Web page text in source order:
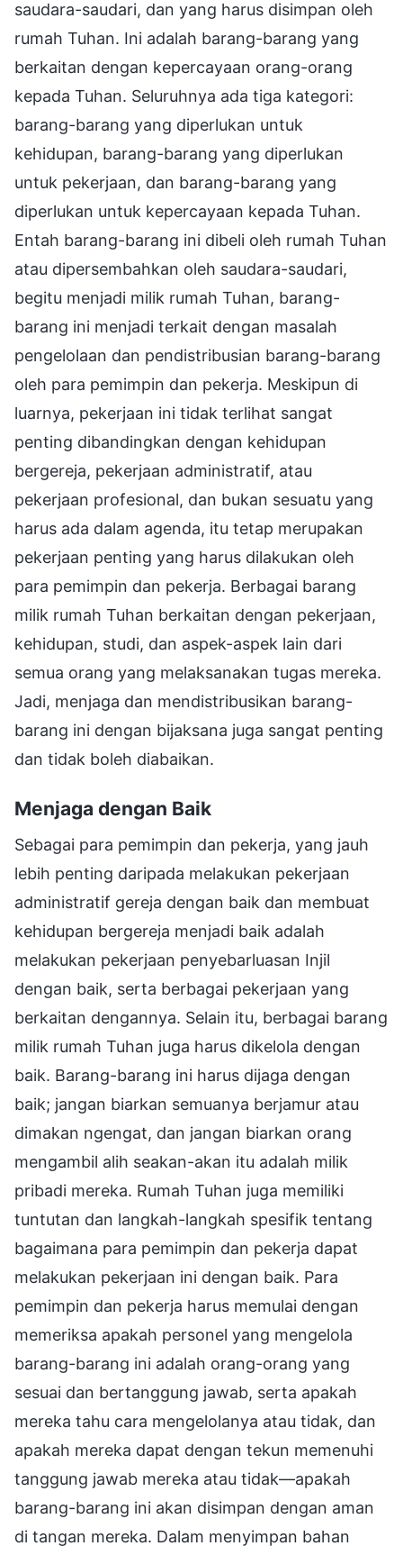
saudara-saudari, dan yang harus disimpan oleh
rumah Tuhan. Ini adalah barang-barang yang
berkaitan dengan kepercayaan orang-orang
kepada Tuhan. Seluruhnya ada tiga kategori:
barang-barang yang diperlukan untuk
kehidupan, barang-barang yang diperlukan
untuk pekerjaan, dan barang-barang yang
diperlukan untuk kepercayaan kepada Tuhan.
Entah barang-barang ini dibeli oleh rumah Tuhan
atau dipersembahkan oleh saudara-saudari,
begitu menjadi milik rumah Tuhan, barang-
barang ini menjadi terkait dengan masalah
pengelolaan dan pendistribusian barang-barang
oleh para pemimpin dan pekerja. Meskipun di
luarnya, pekerjaan ini tidak terlihat sangat
penting dibandingkan dengan kehidupan
bergereja, pekerjaan administratif, atau
pekerjaan profesional, dan bukan sesuatu yang
harus ada dalam agenda, itu tetap merupakan
pekerjaan penting yang harus dilakukan oleh
para pemimpin dan pekerja. Berbagai barang
milik rumah Tuhan berkaitan dengan pekerjaan,
kehidupan, studi, dan aspek-aspek lain dari
semua orang yang melaksanakan tugas mereka.
Jadi, menjaga dan mendistribusikan barang-
barang ini dengan bijaksana juga sangat penting
dan tidak boleh diabaikan.
Menjaga dengan Baik
Sebagai para pemimpin dan pekerja, yang jauh
lebih penting daripada melakukan pekerjaan
administratif gereja dengan baik dan membuat
kehidupan bergereja menjadi baik adalah
melakukan pekerjaan penyebarluasan Injil
dengan baik, serta berbagai pekerjaan yang
berkaitan dengannya. Selain itu, berbagai barang
milik rumah Tuhan juga harus dikelola dengan
baik. Barang-barang ini harus dijaga dengan
baik; jangan biarkan semuanya berjamur atau
dimakan ngengat, dan jangan biarkan orang
mengambil alih seakan-akan itu adalah milik
pribadi mereka. Rumah Tuhan juga memiliki
tuntutan dan langkah-langkah spesifik tentang
bagaimana para pemimpin dan pekerja dapat
melakukan pekerjaan ini dengan baik. Para
pemimpin dan pekerja harus memulai dengan
memeriksa apakah personel yang mengelola
barang-barang ini adalah orang-orang yang
sesuai dan bertanggung jawab, serta apakah
mereka tahu cara mengelolanya atau tidak, dan
apakah mereka dapat dengan tekun memenuhi
tanggung jawab mereka atau tidak—apakah
barang-barang ini akan disimpan dengan aman
di tangan mereka. Dalam menyimpan bahan